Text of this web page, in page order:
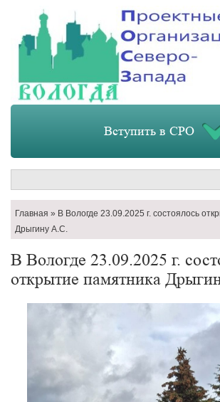
Вступить в СРО
Строка
навигации
Главная
В Вологде 23.09.2025 г. состоялось
Дрыгину А.С.
В Вологде 23.09.2025 г.
открытие памятника